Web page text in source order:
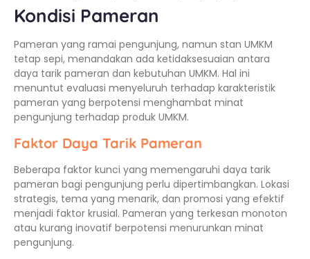
Kondisi Pameran
Pameran yang ramai pengunjung, namun stan UMKM
tetap sepi, menandakan ada ketidaksesuaian antara
daya tarik pameran dan kebutuhan UMKM. Hal ini
menuntut evaluasi menyeluruh terhadap karakteristik
pameran yang berpotensi menghambat minat
pengunjung terhadap produk UMKM.
Faktor Daya Tarik Pameran
Beberapa faktor kunci yang memengaruhi daya tarik
pameran bagi pengunjung perlu dipertimbangkan. Lokasi
strategis, tema yang menarik, dan promosi yang efektif
menjadi faktor krusial. Pameran yang terkesan monoton
atau kurang inovatif berpotensi menurunkan minat
pengunjung.